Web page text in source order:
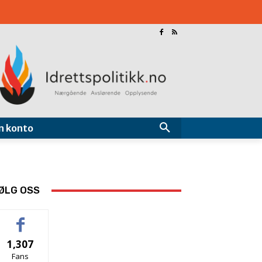
konto
OSS
1,307
Fans